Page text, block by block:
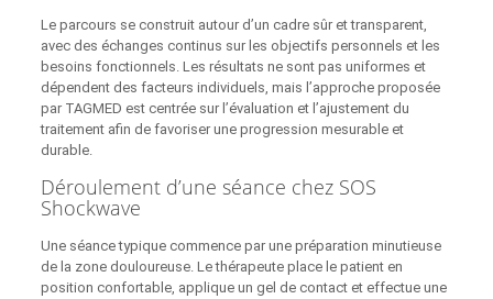
Le parcours se construit autour d’un cadre sûr et transparent,
avec des échanges continus sur les objectifs personnels et les
besoins fonctionnels. Les résultats ne sont pas uniformes et
dépendent des facteurs individuels, mais l’approche proposée
par TAGMED est centrée sur l’évaluation et l’ajustement du
traitement afin de favoriser une progression mesurable et
durable.
Déroulement d’une séance chez SOS
Shockwave
Une séance typique commence par une préparation minutieuse
de la zone douloureuse. Le thérapeute place le patient en
position confortable, applique un gel de contact et effectue une